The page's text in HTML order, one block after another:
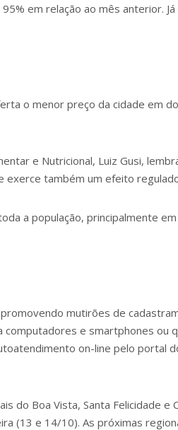
em relação ao mês anterior.
o menor preço da cidade em
e Nutricional, Luiz Gusi,
exerce também um efeito
a população, principalmente
mutirões de
computadores e smartphones ou
on-line pelo portal
do Boa Vista, Santa Felicidade e
(13 e 14/10). As próximas